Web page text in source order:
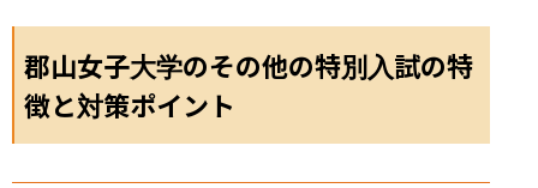
郡山女子大学のその他の特別入試の特
徴と対策ポイント